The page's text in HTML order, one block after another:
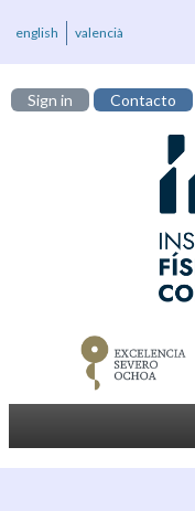
english valencià
Sign in Contacto